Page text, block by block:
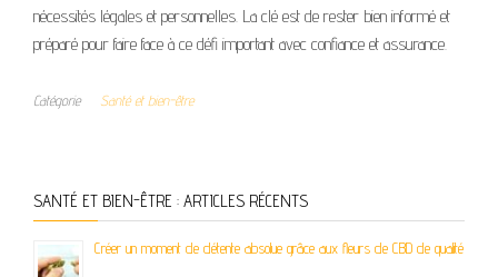
nécessités légales et personnelles. La clé est de rester bien informé et
préparé pour faire face à ce défi important avec confiance et assurance.
Catégorie Santé et bien-être
SANTÉ ET BIEN-ÊTRE : ARTICLES RÉCENTS
Créer un moment de détente absolue grâce aux fleurs de CBD de qualité